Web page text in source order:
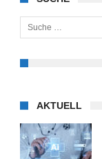
Suche nach:
AKTUELL